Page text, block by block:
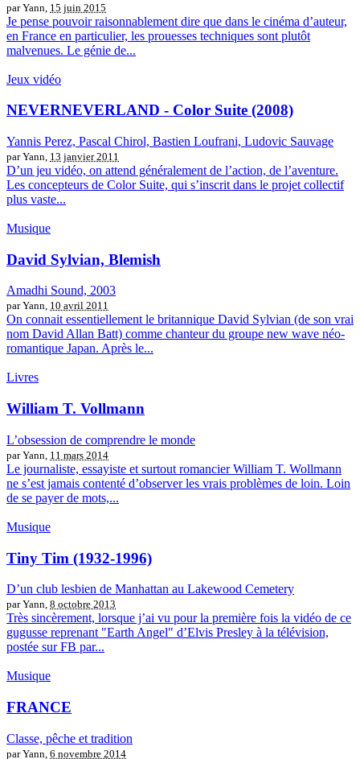
par Yann, 15 juin 2015
Je pense pouvoir raisonnablement dire que dans le cinéma d’auteur,
en France en particulier, les prouesses techniques sont plutôt
malvenues. Le génie de...
Jeux vidéo
NEVERNEVERLAND - Color Suite (2008)
Yannis Perez, Pascal Chirol, Bastien Loufrani, Ludovic Sauvage
par Yann, 13 janvier 2011
D’un jeu vidéo, on attend généralement de l’action, de l’aventure.
Les concepteurs de Color Suite, qui s’inscrit dans le projet collectif
plus vaste...
Musique
David Sylvian, Blemish
Amadhi Sound, 2003
par Yann, 10 avril 2011
On connait essentiellement le britannique David Sylvian (de son vrai
nom David Allan Batt) comme chanteur du groupe new wave néo-
romantique Japan. Après le...
Livres
William T. Vollmann
L’obsession de comprendre le monde
par Yann, 11 mars 2014
Le journaliste, essayiste et surtout romancier William T. Wollmann
ne s’est jamais contenté d’observer les vrais problèmes de loin. Loin
de se payer de mots,...
Musique
Tiny Tim (1932-1996)
D’un club lesbien de Manhattan au Lakewood Cemetery
par Yann, 8 octobre 2013
Très sincèrement, lorsque j’ai vu pour la première fois la vidéo de ce
gugusse reprenant "Earth Angel" d’Elvis Presley à la télévision,
postée sur FB par...
Musique
FRANCE
Classe, pêche et tradition
par Yann, 6 novembre 2014